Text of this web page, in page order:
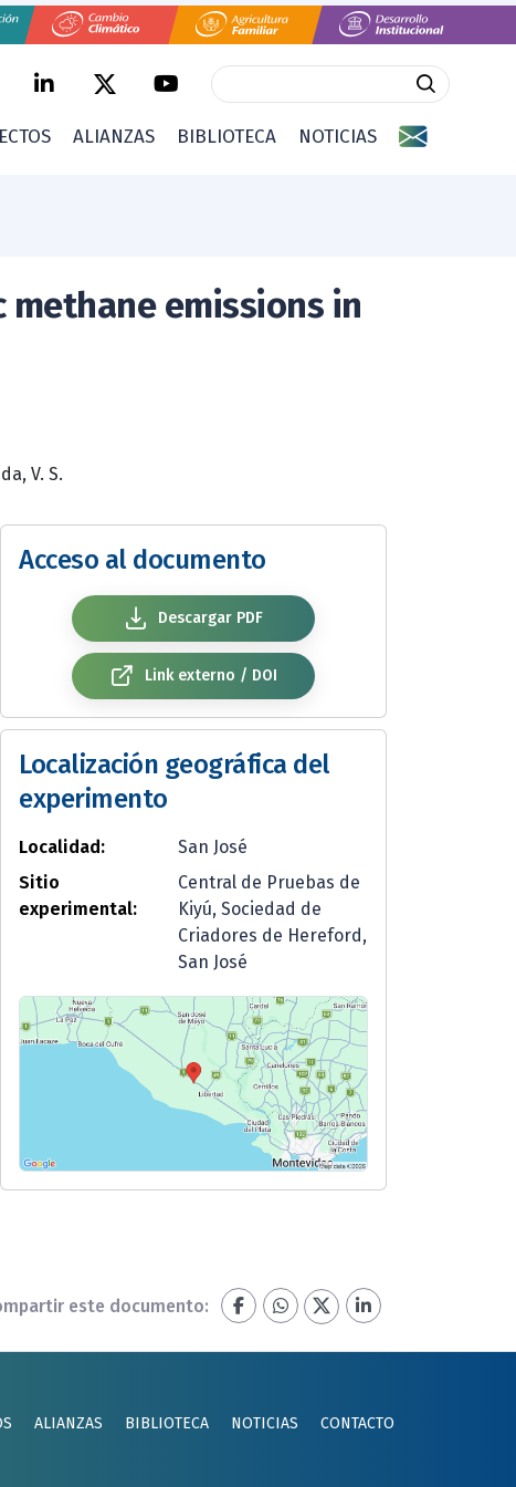
ALIANZAS BIBLIOTECA NOTICIAS
emissions in
V. S.
Acceso al documento
Descargar PDF
Link externo / DOI
Localización geográfica del
experimento
Localidad:
San José
Sitio
experimental:
Central de Pruebas de
Kiyú, Sociedad de
Criadores de Hereford,
San José
este documento:
ALIANZAS BIBLIOTECA NOTICIAS CONTACTO